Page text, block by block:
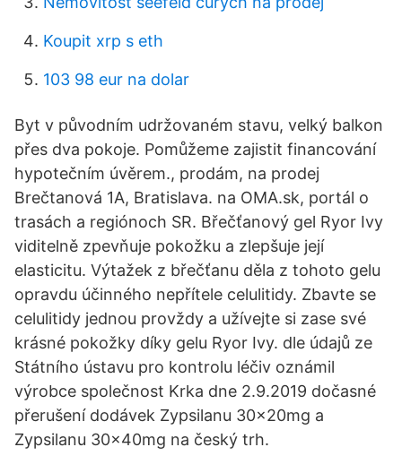
Koupit xrp s eth
103 98 eur na dolar
Byt v původním udržovaném stavu, velký balkon
přes dva pokoje. Pomůžeme zajistit financování
hypotečním úvěrem., prodám, na prodej
Brečtanová 1A, Bratislava. na OMA.sk, portál o
trasách a regiónoch SR. Břečťanový gel Ryor Ivy
viditelně zpevňuje pokožku a zlepšuje její
elasticitu. Výtažek z břečťanu děla z tohoto gelu
opravdu účinného nepřítele celulitidy. Zbavte se
celulitidy jednou provždy a užívejte si zase své
krásné pokožky díky gelu Ryor Ivy. dle údajů ze
Státního ústavu pro kontrolu léčiv oznámil
výrobce společnost Krka dne 2.9.2019 dočasné
přerušení dodávek Zypsilanu 30x20mg a
Zypsilanu 30x40mg na český trh.